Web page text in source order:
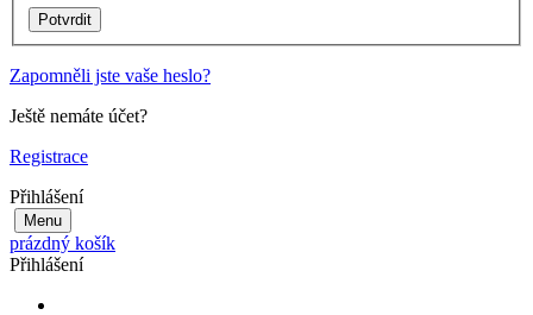
Zapomněli jste vaše heslo?
Ještě nemáte účet?
Registrace
Přihlášení
Menu
prázdný košík
Přihlášení